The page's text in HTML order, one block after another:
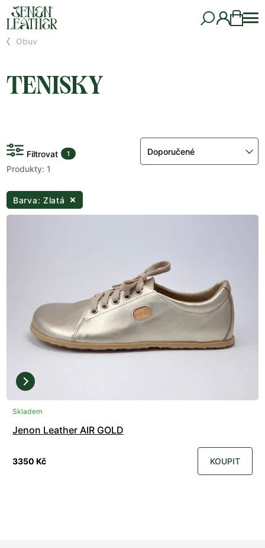
Obuv
TENISKY
Filtrovat 1
Produkty: 1
Doporučené
Barva: Zlatá
Skladem
Jenon Leather AIR GOLD
3350 Kč KOUPIT